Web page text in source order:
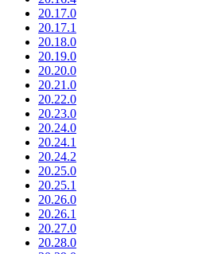
20.17.0
20.17.1
20.18.0
20.19.0
20.20.0
20.21.0
20.22.0
20.23.0
20.24.0
20.24.1
20.24.2
20.25.0
20.25.1
20.26.0
20.26.1
20.27.0
20.28.0